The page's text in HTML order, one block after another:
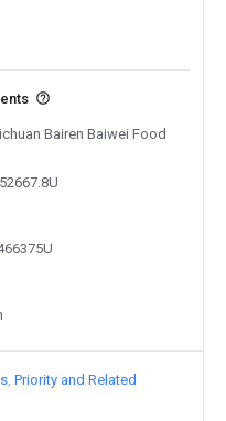
Bairen Baiwei Food
Priority and Related